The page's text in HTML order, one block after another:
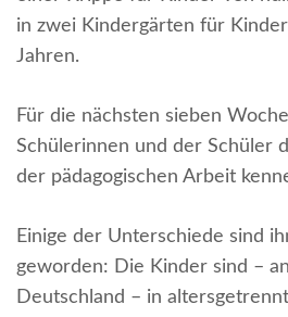
in zwei Kindergärten für
Jahren.
Für die nächsten sieben
Schülerinnen und der Schüler
der pädagogischen Arbeit
Einige der Unterschiede sind
geworden: Die Kinder sind –
Deutschland – in